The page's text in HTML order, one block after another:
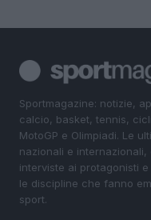
Sportmagazine: notizie,
calcio, basket, tennis,
MotoGP e Olimpiadi. Le
nazionali e
interviste ai protagonisti
le discipline che fanno
sport.